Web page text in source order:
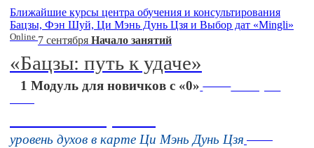
Ближайшие курсы центра обучения и консультирования
Бацзы, Фэн Шуй, Ци Мэнь Дунь Цзя и Выбор дат «Mingli»
Online 7 сентября Начало занятий
«Бацзы: путь к удаче»
1 Модуль для новичков с «0»
16 августа
уровень духов в карте Ци Мэнь Дунь Цзя